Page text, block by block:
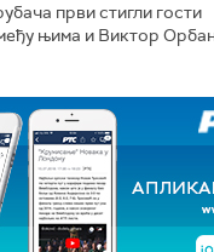
први стигли гости
њима и Виктор